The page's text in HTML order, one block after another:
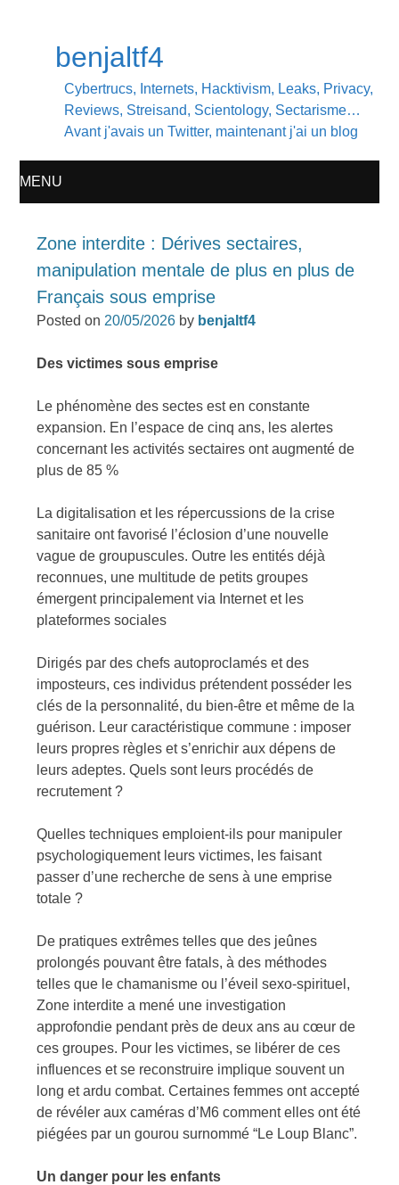
benjaltf4
Cybertrucs, Internets, Hacktivism, Leaks, Privacy,
Reviews, Streisand, Scientology, Sectarisme…
Avant j'avais un Twitter, maintenant j'ai un blog
MENU
TO
CONTENT
Zone interdite : Dérives sectaires,
manipulation mentale de plus en plus de
Français sous emprise
Posted on 20/05/2026 by benjaltf4
Des victimes sous emprise
Le phénomène des sectes est en constante
expansion. En l’espace de cinq ans, les alertes
concernant les activités sectaires ont augmenté de
plus de 85 %
La digitalisation et les répercussions de la crise
sanitaire ont favorisé l’éclosion d’une nouvelle
vague de groupuscules. Outre les entités déjà
reconnues, une multitude de petits groupes
émergent principalement via Internet et les
plateformes sociales
Dirigés par des chefs autoproclamés et des
imposteurs, ces individus prétendent posséder les
clés de la personnalité, du bien-être et même de la
guérison. Leur caractéristique commune : imposer
leurs propres règles et s’enrichir aux dépens de
leurs adeptes. Quels sont leurs procédés de
recrutement ?
Quelles techniques emploient-ils pour manipuler
psychologiquement leurs victimes, les faisant
passer d’une recherche de sens à une emprise
totale ?
De pratiques extrêmes telles que des jeûnes
prolongés pouvant être fatals, à des méthodes
telles que le chamanisme ou l’éveil sexo-spirituel,
Zone interdite a mené une investigation
approfondie pendant près de deux ans au cœur de
ces groupes. Pour les victimes, se libérer de ces
influences et se reconstruire implique souvent un
long et ardu combat. Certaines femmes ont accepté
de révéler aux caméras d’M6 comment elles ont été
piégées par un gourou surnommé “Le Loup Blanc”.
Un danger pour les enfants